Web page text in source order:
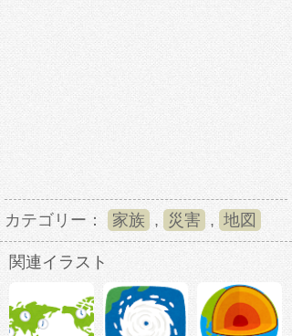
カテゴリー： 家族 , 災害 , 地図
関連イラスト